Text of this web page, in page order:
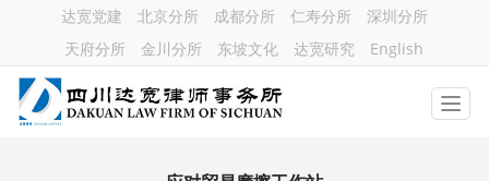
达宽党建 北京分所 成都分所 仁寿分所
深圳分所
天府分所
金川分所 东坡文化 达宽研究 English